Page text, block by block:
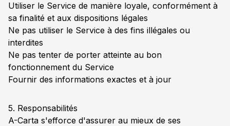
Utiliser le Service de manière loyale, conformément à
sa finalité et aux dispositions légales
Ne pas utiliser le Service à des fins illégales ou
interdites
Ne pas tenter de porter atteinte au bon
fonctionnement du Service
Fournir des informations exactes et à jour
5. Responsabilités
A-Carta s'efforce d'assurer au mieux de ses